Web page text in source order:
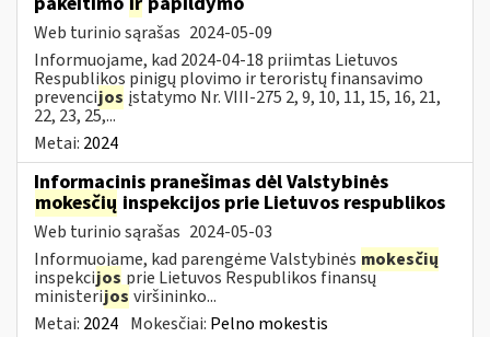
Web turinio sąrašas 2024-05-09
Informuojame, kad 2024-04-18 priimtas Lietuvos
Respublikos pinigų plovimo ir teroristų finansavimo
prevencijos įstatymo Nr. VIII-275 2, 9, 10, 11, 15, 16, 21,
22, 23, 25,...
Metai: 2024
Informacinis pranešimas dėl Valstybinės
mokesčių inspekcijos prie Lietuvos respublikos
Web turinio sąrašas 2024-05-03
Informuojame, kad parengėme Valstybinės mokesčių
inspekcijos prie Lietuvos Respublikos finansų
ministerijos viršininko...
Metai: 2024 Mokesčiai: Pelno mokestis